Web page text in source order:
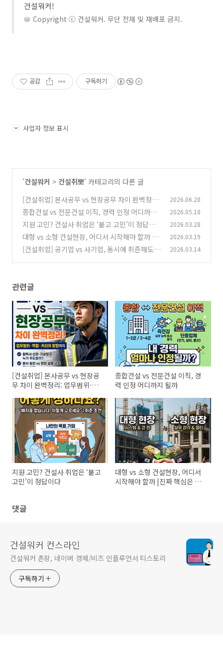
건설워커!
📛 Copyright ⓒ 건설워커. 무단 전재 및 재배포 금지.
공감 구독하기
사업자 정보 표시
'건설워커 > 건설취뽀' 카테고리의 다른 글
[건설취업] 본사공무 vs 현장공무 차이 완벽정리:
업무범위·역할·커리어 방향까지
(0)
2026.06.28
종합건설 vs 전문건설 이직, 경력 인정 어디까지
될까
(0)
2026.05.18
지원 고민? 건설사 취업은 ‘붙고 고민’이 정답이
다
(0)
2026.03.28
대형 vs 소형 건설현장, 어디서 시작해야 할까 |진
짜 핵심은 따로 있다 (0)
2026.03.19
[건설취업] 공기업 vs 사기업, 동시에 취준해도
2026.03.14
관련글
[건설취업] 본사공무 vs 현장공
무 차이 완벽정리: 업무범위·역
종합건설 vs 전문건설 이직, 경
력 인정 어디까지 될까
지원 고민? 건설사 취업은 ‘붙고
고민’이 정답이다
대형 vs 소형 건설현장, 어디서
시작해야 할까 |진짜 핵심은 따
댓글
건설워커 컨스라인
건설워커 촌장, 네이버 경제/비즈 인플루언서 티스토리
구독하기